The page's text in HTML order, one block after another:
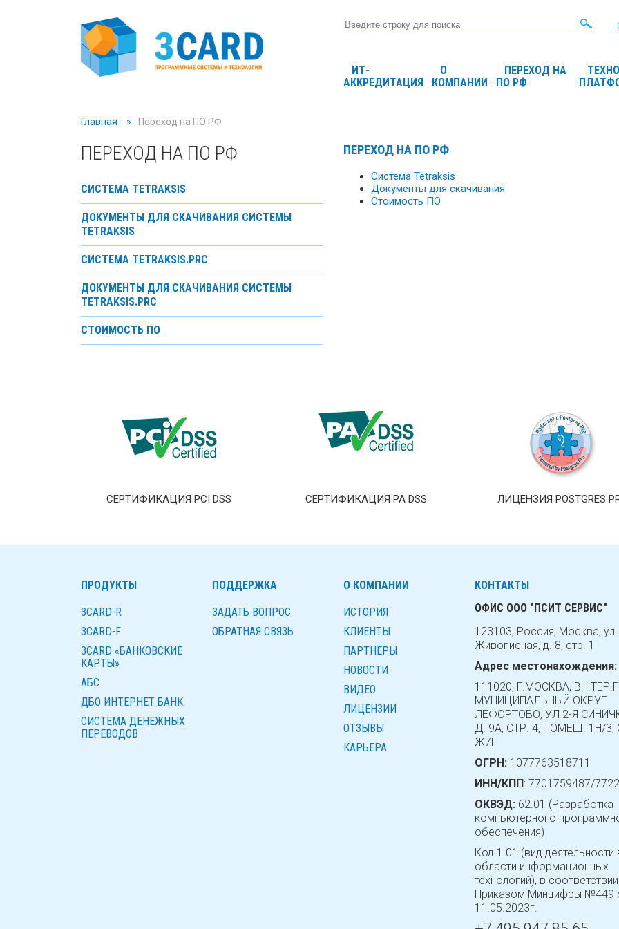
ИТ-
АККРЕДИТАЦИЯ
О
КОМПАНИИ
ПЕРЕХОД НА
ПО РФ
Главная Переход на ПО РФ
ПЕРЕХОД НА ПО РФ
СИСТЕМА TETRAKSIS
ДОКУМЕНТЫ ДЛЯ СКАЧИВАНИЯ СИСТЕМЫ
TETRAKSIS
СИСТЕМА TETRAKSIS.PRC
ДОКУМЕНТЫ ДЛЯ СКАЧИВАНИЯ СИСТЕМЫ
TETRAKSIS.PRC
СТОИМОСТЬ ПО
ПЕРЕХОД НА ПО РФ
Система Tetraksis
Документы для скачивания
Стоимость ПО
СЕРТИФИКАЦИЯ PCI DSS СЕРТИФИКАЦИЯ PA DSS ЛИЦЕНЗИЯ POSTGRES
ПРОДУКТЫ
3CARD-R
3CARD-F
3CARD «БАНКОВСКИЕ
КАРТЫ»
AБС
ДБО ИНТЕРНЕТ БАНК
СИСТЕМА ДЕНЕЖНЫХ
ПЕРЕВОДОВ
ПОДДЕРЖКА
ЗАДАТЬ ВОПРОС
ОБРАТНАЯ СВЯЗЬ
О КОМПАНИИ
ИСТОРИЯ
КЛИЕНТЫ
ПАРТНЕРЫ
НОВОСТИ
ВИДЕО
ЛИЦЕНЗИИ
ОТЗЫВЫ
КАРЬЕРА
КОНТАКТЫ
ОФИС ООО "ПСИТ СЕРВИС"
123103, Россия, Москва, ул.
Живописная, д. 8, стр. 1
Адрес местонахождения:
111020, Г.МОСКВА,
МУНИЦИПАЛЬНЫЙ ОКРУГ
ЛЕФОРТОВО, УЛ 2-Я
Д. 9А, СТР. 4, ПОМЕЩ. 1Н/
Ж7П
ОГРН: 1077763518711
ИНН/КПП: 7701759487/
ОКВЭД: 62.01 (Разработка
компьютерного
обеспечения)
Код 1.01 (вид деятельности
области информационных
технологий), в
Приказом Минцифры №449
11.05.2023г.